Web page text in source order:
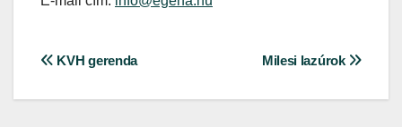
Bejegyzés
navigáció
Milesi lazúrok
KVH gerenda